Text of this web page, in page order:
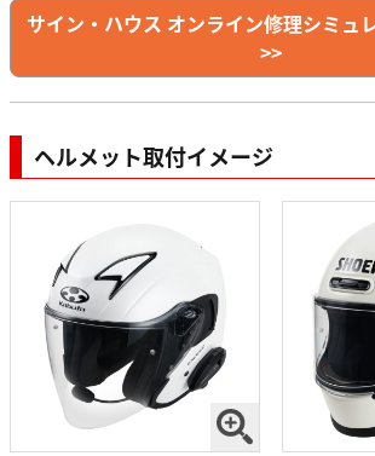
サイン・ハウス オンライン修理シミュ
>>
ヘルメット取付イメージ